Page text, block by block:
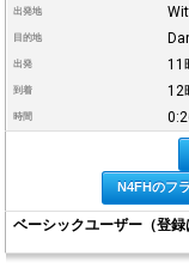
出発地
目的地
出発 11
到着 12
時間
N4FHのフ
ベーシックユーザー（登